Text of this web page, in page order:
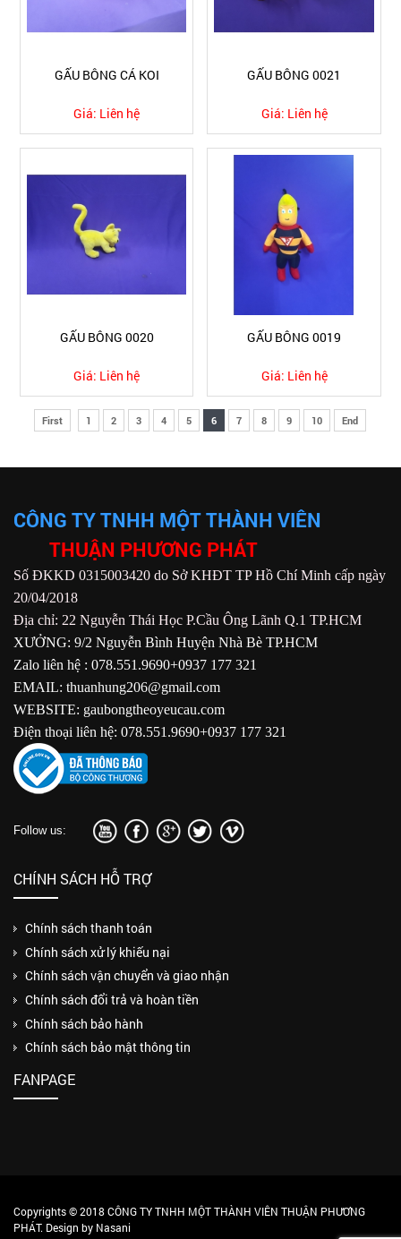
GẤU BÔNG CÁ KOI
Giá: Liên hệ
GẤU BÔNG 0021
Giá: Liên hệ
GẤU BÔNG 0020
Giá: Liên hệ
GẤU BÔNG 0019
Giá: Liên hệ
First 1 2 3 4 5 6 7 8 9 10 End
CÔNG TY TNHH MỘT THÀNH VIÊN
THUẬN PHƯƠNG PHÁT
Số ĐKKD 0315003420 do Sở KHĐT TP Hồ Chí Minh cấp ngày
20/04/2018
Địa chỉ: 22 Nguyễn Thái Học P.Cầu Ông Lãnh Q.1 TP.HCM
XƯỞNG: 9/2 Nguyễn Bình Huyện Nhà Bè TP.HCM
Zalo liên hệ : 078.551.9690+0937 177 321
EMAIL: thuanhung206@gmail.com
WEBSITE: gaubongtheoyeucau.com
Điện thoại liên hệ: 078.551.9690+0937 177 321
Follow us:
CHÍNH SÁCH HỖ TRỢ
Chính sách thanh toán
Chính sách xử lý khiếu nại
Chính sách vận chuyển và giao nhận
Chính sách đổi trả và hoàn tiền
Chính sách bảo hành
Chính sách bảo mật thông tin
FANPAGE
Copyrights © 2018 CÔNG TY TNHH MỘT THÀNH VIÊN THUẬN PHƯƠNG
PHÁT. Design by Nasani